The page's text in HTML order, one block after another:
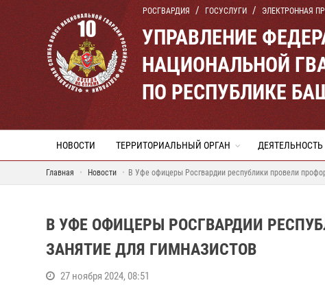
РОСГВАРДИЯ ГОСУСЛУГИ ЭЛЕКТРОННАЯ
УПРАВЛЕНИЕ
НАЦИОНАЛЬНОЙ
ПО РЕСПУБЛИКЕ
НОВОСТИ ТЕРРИТОРИАЛЬНЫЙ ОРГАН ДЕЯТЕЛЬНОСТЬ
Главная Новости В Уфе офицеры Росгвардии республики провели
В УФЕ ОФИЦЕРЫ РОСГВАРДИИ
ЗАНЯТИЕ ДЛЯ ГИМНАЗИСТОВ
27 ноября 2024, 08:51